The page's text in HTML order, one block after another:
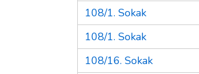
108/1. Sokak
108/1. Sokak
108/16. Sokak